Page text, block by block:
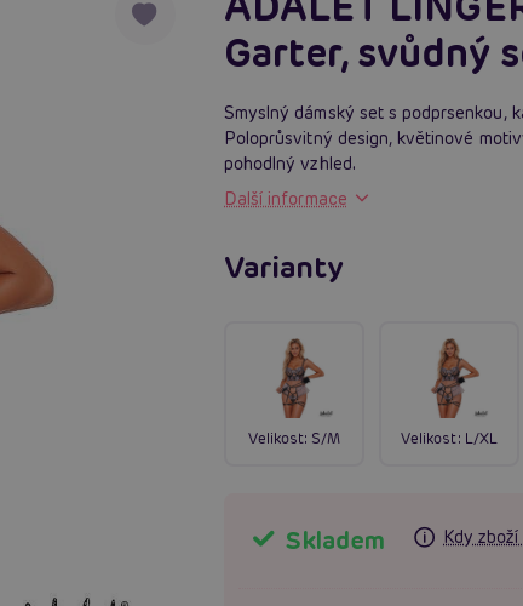
Garter, svůdný
Smyslný dámský set s podprsenkou,
Poloprůsvitný design, květinové
pohodlný vzhled.
Další informace
Varianty
Velikost: S/M Velikost: L/XL
Skladem Kdy